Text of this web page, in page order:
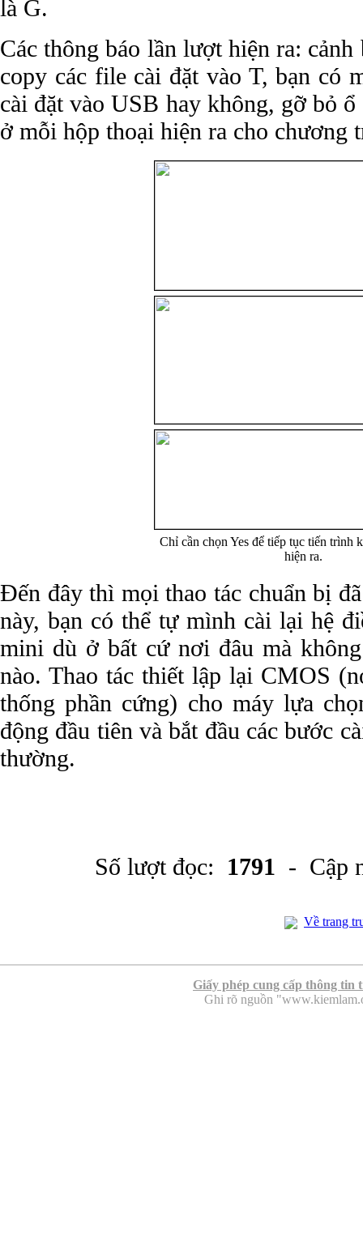
là G.
Các thông báo lần lượt hiện ra: cảnh
copy các file cài đặt vào T, bạn có
cài đặt vào USB hay không, gỡ bỏ
ở mỗi hộp thoại hiện ra cho chương
Chỉ cần chọn Yes để tiếp tục tiến trình
hiện ra.
Đến đây thì mọi thao tác chuẩn bị
này, bạn có thể tự mình cài lại hệ
mini dù ở bất cứ nơi đâu mà
nào. Thao tác thiết lập lại CMOS
thống phần cứng) cho máy lựa
động đầu tiên và bắt đầu các bước
thường.
Số lượt đọc: 1791 - Cập
Về trang
Giấy phép cung cấp thông tin
Ghi rõ nguồn